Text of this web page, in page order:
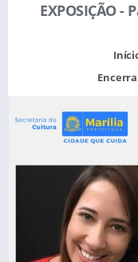
EXPOSIÇÃO -